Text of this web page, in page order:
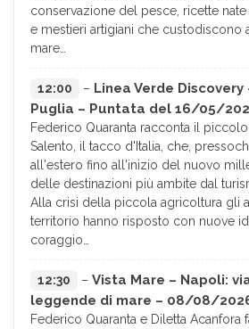
conservazione del pesce, ricette
e mestieri artigiani che custodiscono
mare…
12:00 – Linea Verde
Puglia – Puntata del 16/05/
Federico Quaranta racconta il
Salento, il tacco d'Italia, che,
all'estero fino all'inizio del nuovo
delle destinazioni più ambite dal
Alla crisi della piccola agricoltura gli
territorio hanno risposto con nuove
coraggio…
12:30 – Vista Mare – Napoli:
leggende di mare – 08/08/
Federico Quaranta e Diletta Acanfora